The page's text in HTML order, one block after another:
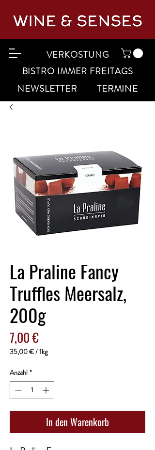
VERKOSTUNG
BISTRO IMMER FREITAGS
NEWSLETTER TERMINE
La Praline Fancy
Truffles Meersalz,
200g
7,00 €Preis
35,00 €/1kg
pro
1
Kilogramm
Anzahl *
In den Warenkorb